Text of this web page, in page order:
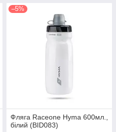
–5%
Фляга Raceone Hyma 600мл.,
білий (BID083)